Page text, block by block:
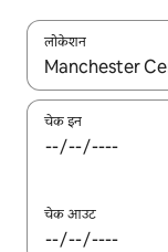
लोकेशन
नतीजों के उपलब्ध
चेक इन
चेक आउट